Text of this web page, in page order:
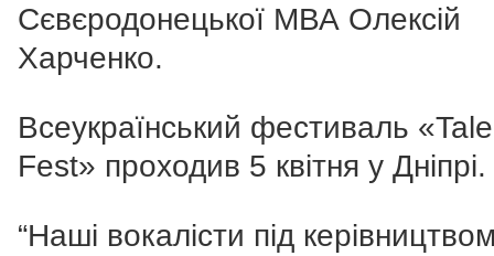
Сєвєродонецької МВА Олексій
Харченко.
Всеукраїнський фестиваль
Fest» проходив 5 квітня у Дніпрі.
“Наші вокалісти під